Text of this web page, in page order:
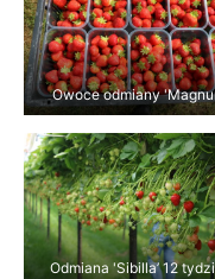
Owoce odmiany
Odmiana 'Sibilla’ 12